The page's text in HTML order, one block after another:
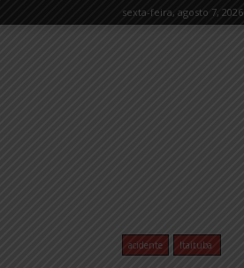
sexta-feira, agosto 7, 2026
acidente Itaituba